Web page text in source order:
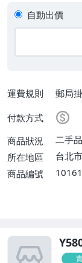
自動出價
運費規則
郵局
滿
付款方式
商品狀況
二手品
所在地區
台北市
商品編號